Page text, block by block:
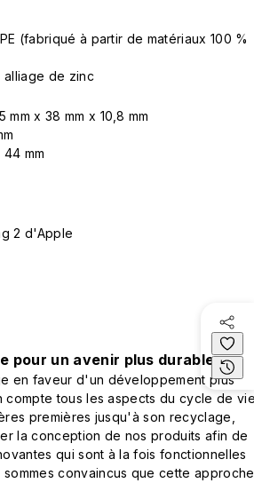
(fabriqué à partir de matériaux 100 %
alliage de zinc
x 38 mm x 10,8 mm
mm
2 d'Apple
pour un avenir plus durable
en faveur d'un développement plus
compte tous les aspects du cycle de
premières jusqu'à son recyclage,
la conception de nos produits afin de
qui sont à la fois fonctionnelles
convaincus que cette approche